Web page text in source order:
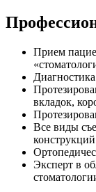
Прием
вкладок,
Все виды
Эксперт в